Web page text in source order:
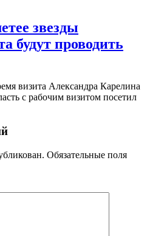
звезды
будут проводить
визита Александра Карелина
с рабочим визитом посетил
Обязательные поля